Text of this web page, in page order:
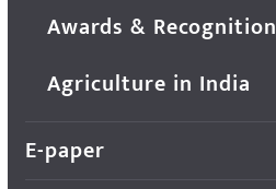
Awards & Recognition
Agriculture in India
E-paper